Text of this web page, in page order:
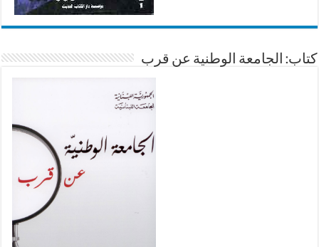
كتاب: الجامعة الوطنية عن قرب